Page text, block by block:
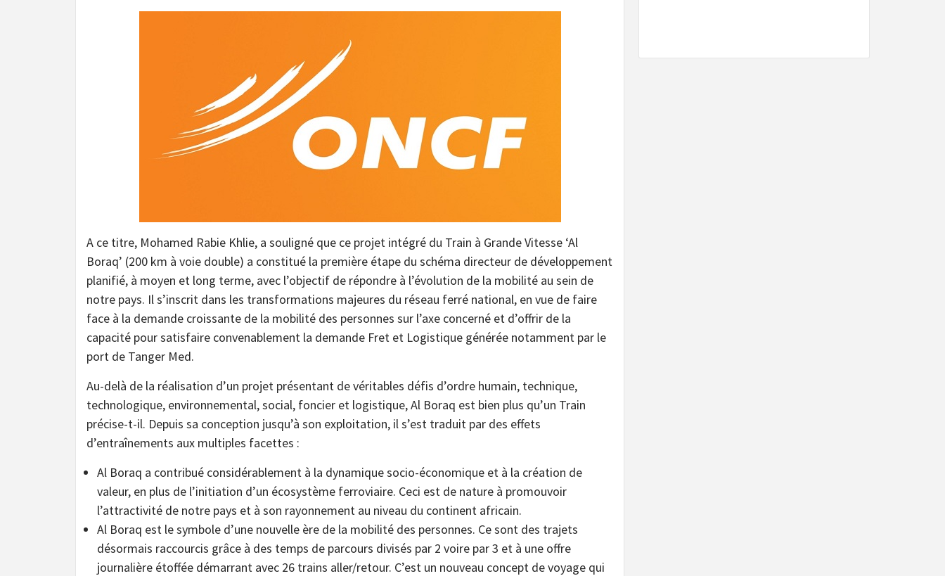
A ce titre, Mohamed Rabie Khlie, a souligné que ce projet intégré du Train à Grande Vitesse ‘Al
Boraq’ (200 km à voie double) a constitué la première étape du schéma directeur de développement
planifié, à moyen et long terme, avec l’objectif de répondre à l’évolution de la mobilité au sein de
notre pays. Il s’inscrit dans les transformations majeures du réseau ferré national, en vue de faire
face à la demande croissante de la mobilité des personnes sur l’axe concerné et d’offrir de la
capacité pour satisfaire convenablement la demande Fret et Logistique générée notamment par le
port de Tanger Med.
Au-delà de la réalisation d’un projet présentant de véritables défis d’ordre humain, technique,
technologique, environnemental, social, foncier et logistique, Al Boraq est bien plus qu’un Train
précise-t-il. Depuis sa conception jusqu’à son exploitation, il s’est traduit par des effets
d’entraînements aux multiples facettes :
Al Boraq a contribué considérablement à la dynamique socio-économique et à la création de
valeur, en plus de l’initiation d’un écosystème ferroviaire. Ceci est de nature à promouvoir
l’attractivité de notre pays et à son rayonnement au niveau du continent africain.
Al Boraq est le symbole d’une nouvelle ère de la mobilité des personnes. Ce sont des trajets
désormais raccourcis grâce à des temps de parcours divisés par 2 voire par 3 et à une offre
journalière étoffée démarrant avec 26 trains aller/retour. C’est un nouveau concept de voyage qui